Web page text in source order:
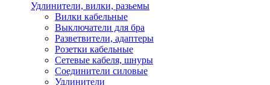
Удлинители, вилки, разьемы
Вилки кабельные
Выключатели для бра
Разветвители, адаптеры
Розетки кабельные
Сетевые кабеля, шнуры
Соединители силовые
Удлинители